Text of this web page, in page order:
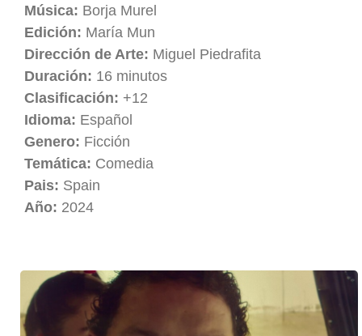
Música: Borja Murel
Edición: María Mun
Dirección de Arte: Miguel Piedrafita
Duración: 16 minutos
Clasificación: +12
Idioma: Español
Genero: Ficción
Temática: Comedia
Pais: Spain
Año: 2024